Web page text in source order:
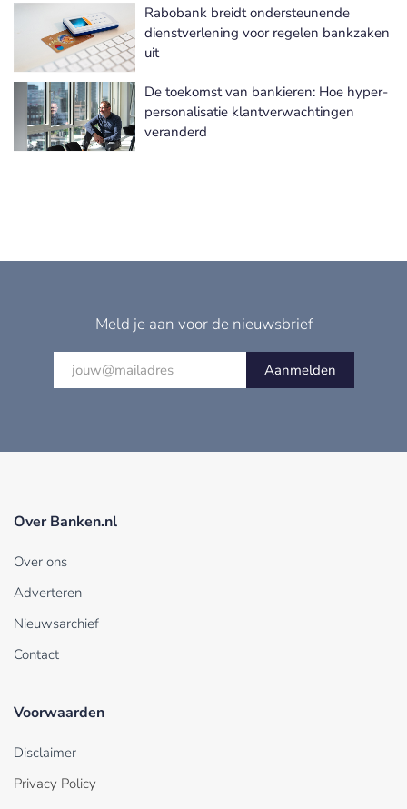
Rabobank breidt ondersteunende
dienstverlening voor regelen bankzaken
uit
De toekomst van bankieren: Hoe hyper-
personalisatie klantverwachtingen
veranderd
Meld je aan voor de nieuwsbrief
Aanmelden
Over Banken.nl
Over ons
Adverteren
Nieuwsarchief
Contact
Voorwaarden
Disclaimer
Privacy Policy